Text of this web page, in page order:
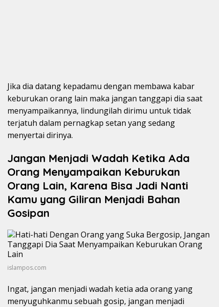
Jika dia datang kepadamu dengan membawa kabar
keburukan orang lain maka jangan tanggapi dia saat
menyampaikannya, lindungilah dirimu untuk tidak
terjatuh dalam pernagkap setan yang sedang
menyertai dirinya.
Jangan Menjadi Wadah Ketika Ada
Orang Menyampaikan Keburukan
Orang Lain, Karena Bisa Jadi Nanti
Kamu yang Giliran Menjadi Bahan
Gosipan
islampos.com
Ingat, jangan menjadi wadah ketia ada orang yang
menyuguhkanmu sebuah gosip, jangan menjadi